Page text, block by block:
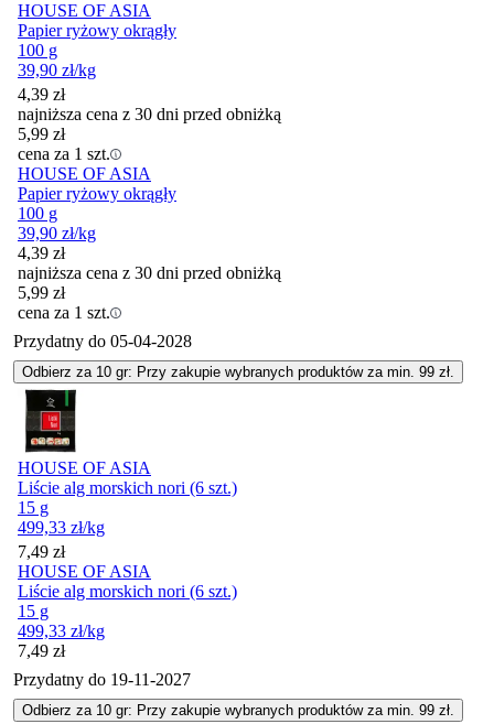
HOUSE OF ASIA
Papier ryżowy okrągły
100 g
39,90 zł/kg
4,39 zł
najniższa cena z 30 dni przed obniżką
5,99 zł
cena za 1 szt.
HOUSE OF ASIA
Papier ryżowy okrągły
100 g
39,90 zł/kg
4,39 zł
najniższa cena z 30 dni przed obniżką
5,99 zł
cena za 1 szt.
Przydatny do 05-04-2028
Odbierz za 10 gr: Przy zakupie wybranych produktów za min. 99 zł.
HOUSE OF ASIA
Liście alg morskich nori (6 szt.)
15 g
499,33 zł/kg
Cena
7,49 zł
HOUSE OF ASIA
Liście alg morskich nori (6 szt.)
15 g
499,33 zł/kg
Cena
7,49 zł
Przydatny do 19-11-2027
Odbierz za 10 gr: Przy zakupie wybranych produktów za min. 99 zł.